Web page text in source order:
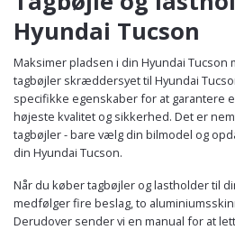
Hyundai Tucson
Maksimer pladsen i din Hyundai Tucson
tagbøjler skræddersyet til Hyundai
specifikke egenskaber for at garantere
højeste kvalitet og sikkerhed. Det er
tagbøjler - bare vælg din bilmodel og
din Hyundai Tucson.
Når du køber tagbøjler og lastholder til
medfølger fire beslag, to
Derudover sender vi en manual for at